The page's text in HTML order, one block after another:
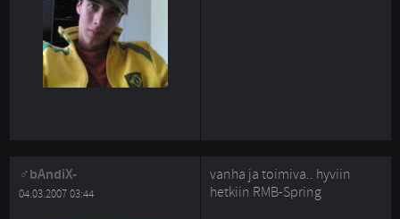
bAndiX-
04.03.2007 03:44
vanha ja toimiva.. hyviin
hetkiin RMB-Spring